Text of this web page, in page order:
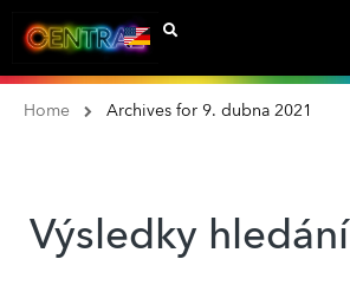
Home Archives for 9. dubna 2021
Výsledky hledání